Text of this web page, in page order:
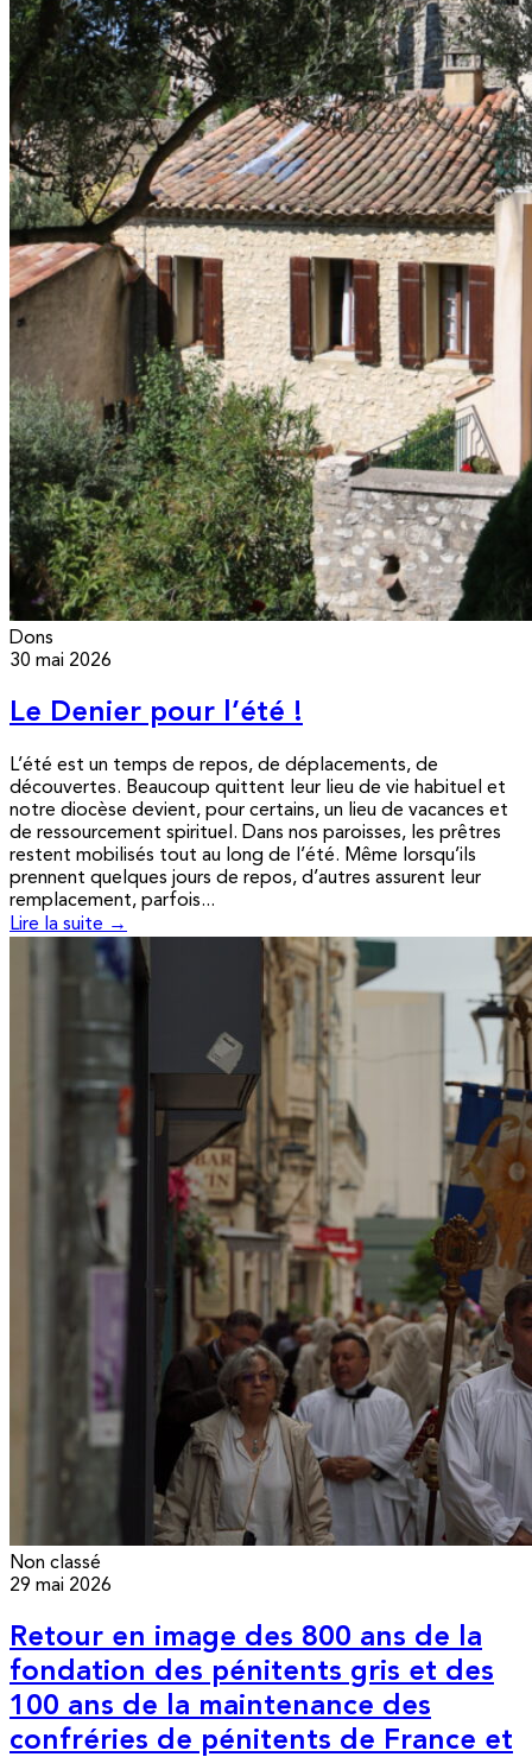
Dons
30 mai 2026
Le Denier pour l’été !
L’été est un temps de repos, de déplacements, de
découvertes. Beaucoup quittent leur lieu de vie habituel et
notre diocèse devient, pour certains, un lieu de vacances et
de ressourcement spirituel. Dans nos paroisses, les prêtres
restent mobilisés tout au long de l’été. Même lorsqu’ils
prennent quelques jours de repos, d’autres assurent leur
remplacement, parfois...
Lire la suite →
Non classé
29 mai 2026
Retour en image des 800 ans de la
fondation des pénitents gris et des
100 ans de la maintenance des
confréries de pénitents de France et